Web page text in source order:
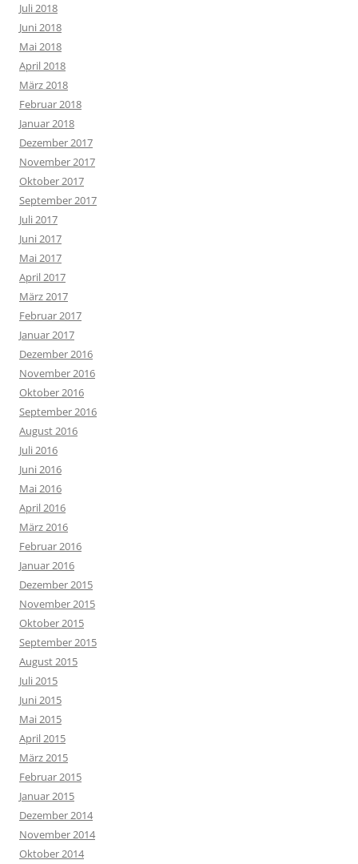
Juli 2018
Juni 2018
Mai 2018
April 2018
März 2018
Februar 2018
Januar 2018
Dezember 2017
November 2017
Oktober 2017
September 2017
Juli 2017
Juni 2017
Mai 2017
April 2017
März 2017
Februar 2017
Januar 2017
Dezember 2016
November 2016
Oktober 2016
September 2016
August 2016
Juli 2016
Juni 2016
Mai 2016
April 2016
März 2016
Februar 2016
Januar 2016
Dezember 2015
November 2015
Oktober 2015
September 2015
August 2015
Juli 2015
Juni 2015
Mai 2015
April 2015
März 2015
Februar 2015
Januar 2015
Dezember 2014
November 2014
Oktober 2014